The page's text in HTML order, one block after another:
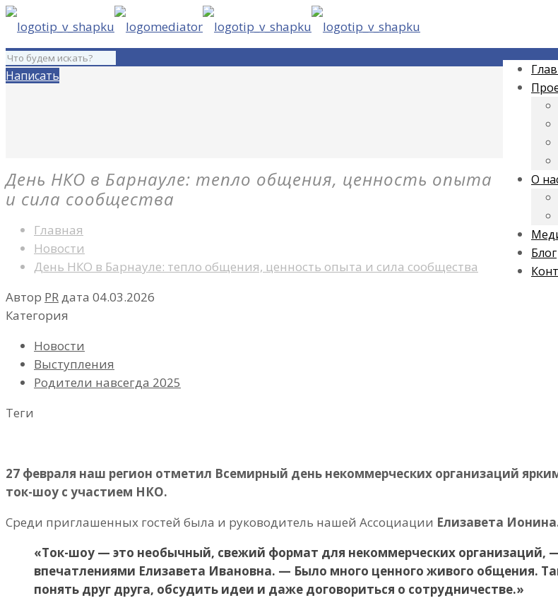
О
Блог
Написать
День НКО в Барнауле: тепло общения, ценность опыта
и сила сообщества
Главная
Новости
День НКО в Барнауле: тепло общения, ценность опыта и сила сообщества
Автор PRдата 04.03.2026
Категория
Новости
Выступления
Родители навсегда 2025
Теги
27 февраля наш регион отметил Всемирный день некоммерческих организаций
ток-шоу с участием НКО.
Среди приглашенных гостей была и руководитель нашей Ассоциации Елизавета
«Ток-шоу — это необычный, свежий формат для некоммерческих организаций,
впечатлениями Елизавета Ивановна. — Было много ценного живого общения.
понять друг друга, обсудить идеи и даже договориться о сотрудничестве.»